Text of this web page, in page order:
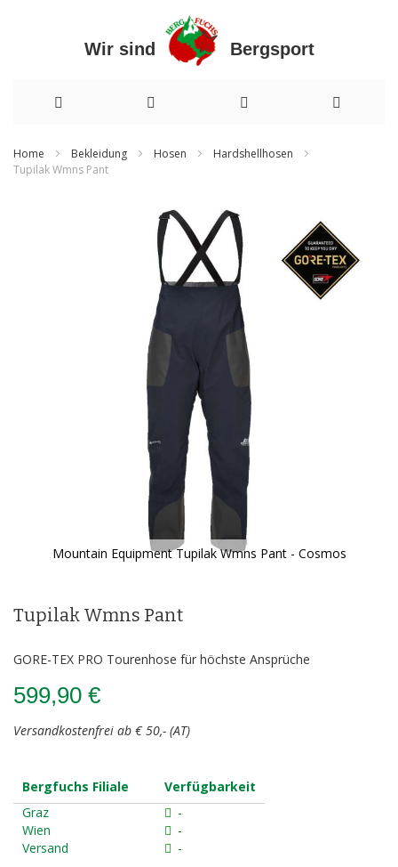
Wir sind Bergsport
zum
Home Bekleidung Hosen
Hardshellhosen
Tupilak Wmns Pant
Mountain Equipment Tupilak Wmns Pant - Cosmos
der
Bildergalerie
Tupilak Wmns Pant
GORE-TEX PRO Tourenhose für höchste Ansprüche
599,90 €
Versandkostenfrei ab € 50,- (AT)
Bergfuchs Filiale
Verfügbarkeit
Graz
-
Wien
-
Versand
-